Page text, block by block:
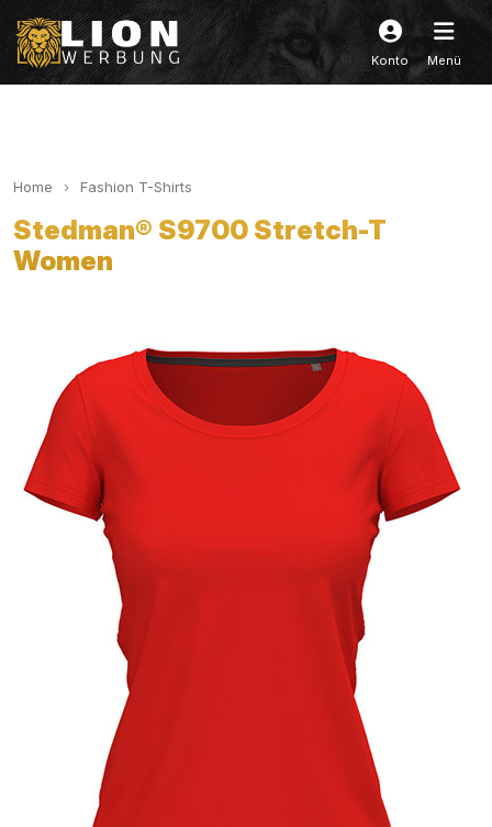
Konto Menü
Home Fashion T-Shirts
Stedman® S9700 Stretch-T
Women